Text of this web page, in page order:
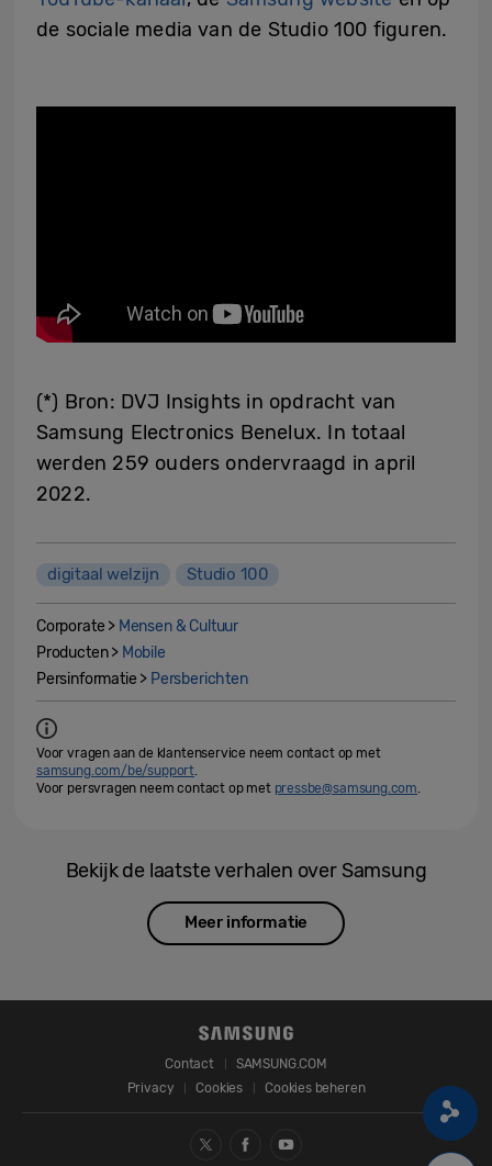
de sociale media van de Studio 100 figuren.
(*) Bron: DVJ Insights in opdracht van
Samsung Electronics Benelux. In totaal
werden 259 ouders ondervraagd in april
2022.
digitaal welzijn Studio 100
Corporate > Mensen & Cultuur
Producten > Mobile
Persinformatie > Persberichten
Voor vragen aan de klantenservice neem contact op met
samsung.com/be/support.
Voor persvragen neem contact op met pressbe@samsung.com.
Bekijk de laatste verhalen over Samsung
Meer informatie
Contact
SAMSUNG.COM
Privacy
Cookies Cookies beheren